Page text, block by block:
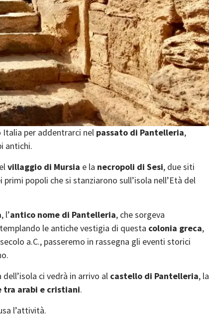
Italia per addentrarci nel passato di Pantelleria,
antichi.
villaggio di Mursia e la necropoli di Sesi, due siti
popoli che si stanziarono sull’isola nell’Età del
, l’antico nome di Pantelleria, che sorgeva
le antiche vestigia di questa colonia greca,
a.C., passeremo in rassegna gli eventi storici
ci vedrà in arrivo al castello di Pantelleria, la
tra arabi e cristiani.
l’attività.